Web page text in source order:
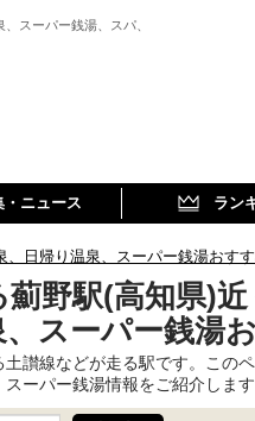
スーパー銭湯、スパ、
・ニュース ラン
日帰り温泉、スーパー銭湯おす
野駅(高知県)
スーパー銭湯
讃線などが走る駅です。この
ーパー銭湯情報をご紹介します